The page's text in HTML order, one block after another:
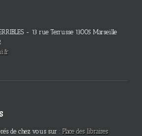
- 13 rue Terrusse 13005 Marseille
de chez vous sur : Place des libraires